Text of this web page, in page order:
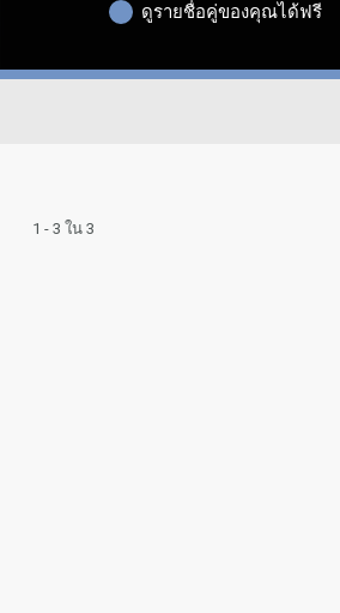
ดูรายชื่อคู่ของคุณได้ฟรี
1 - 3 ใน 3